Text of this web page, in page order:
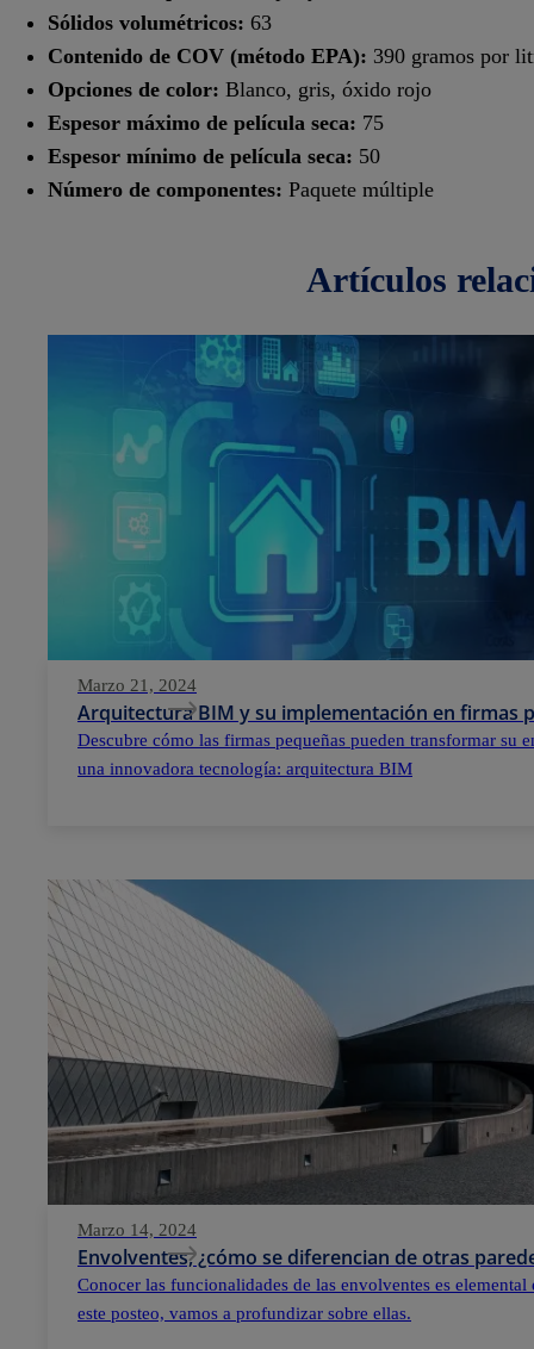
Sólidos volumétricos: 63
Contenido de COV (método EPA): 390 gramos por
Opciones de color: Blanco, gris, óxido rojo
Espesor máximo de película seca: 75
Espesor mínimo de película seca: 50
Número de componentes: Paquete múltiple
artículos
Marzo 21, 2024
Arquitectura BIM y su implementación en firmas
Descubre cómo las firmas pequeñas pueden transformar su
una innovadora tecnología: arquitectura BIM
Marzo 14, 2024
Envolventes, ¿cómo se diferencian de otras
Conocer las funcionalidades de las envolventes es
este posteo, vamos a profundizar sobre ellas.